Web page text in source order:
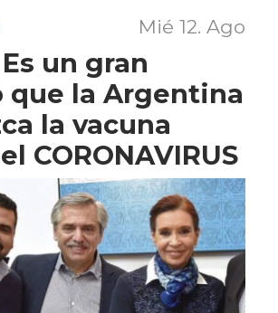
Mié 12. Ago
un gran
que la Argentina
la vacuna
CORONAVIRUS